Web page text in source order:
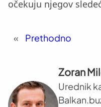
očekuju njegov
« Prethodno
Zoran
Urednik